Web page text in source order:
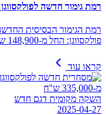
רמת גימור חדשה
פולקסווגן: החל מ-148,900 ש"ח
קראו עוד
השקה מקומית דגם חדש
2025-04-27